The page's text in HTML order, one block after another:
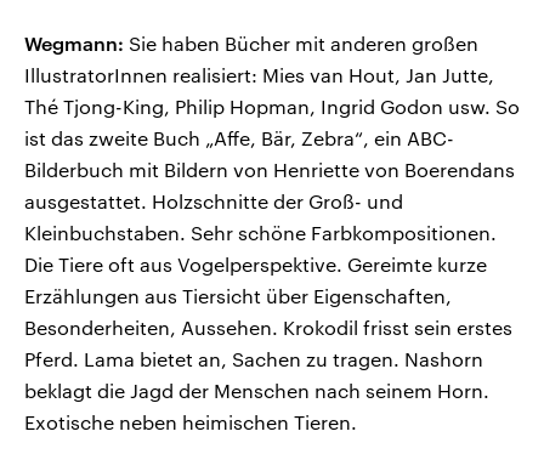
Wegmann: Sie haben Bücher mit anderen großen
IllustratorInnen realisiert: Mies van Hout, Jan Jutte,
Thé Tjong-King, Philip Hopman, Ingrid Godon usw. So
ist das zweite Buch „Affe, Bär, Zebra“, ein ABC-
Bilderbuch mit Bildern von Henriette von Boerendans
ausgestattet. Holzschnitte der Groß- und
Kleinbuchstaben. Sehr schöne Farbkompositionen.
Die Tiere oft aus Vogelperspektive. Gereimte kurze
Erzählungen aus Tiersicht über Eigenschaften,
Besonderheiten, Aussehen. Krokodil frisst sein erstes
Pferd. Lama bietet an, Sachen zu tragen. Nashorn
beklagt die Jagd der Menschen nach seinem Horn.
Exotische neben heimischen Tieren.